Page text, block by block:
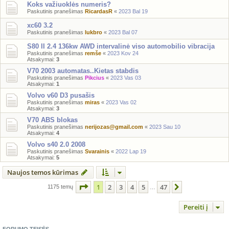
Koks važiuoklės numeris?
Paskutinis pranešimas RicardasR « 2023 Bal 19
xc60 3.2
Paskutinis pranešimas lukbro « 2023 Bal 07
S80 II 2.4 136kw AWD intervalinė viso automobilio vibracija
Paskutinis pranešimas remše « 2023 Kov 24
Atsakymai: 3
V70 2003 automatas..Kietas stabdis
Paskutinis pranešimas Pikcius « 2023 Vas 03
Atsakymai: 1
Volvo v60 D3 pusašis
Paskutinis pranešimas miras « 2023 Vas 02
Atsakymai: 3
V70 ABS blokas
Paskutinis pranešimas nerijozas@gmail.com « 2023 Sau 10
Atsakymai: 4
Volvo s40 2.0 2008
Paskutinis pranešimas Svarainis « 2022 Lap 19
Atsakymai: 5
Naujos temos kūrimas
1175 temų Puslapis 1iš 47
1 2 3 4 5 47
Pereiti į